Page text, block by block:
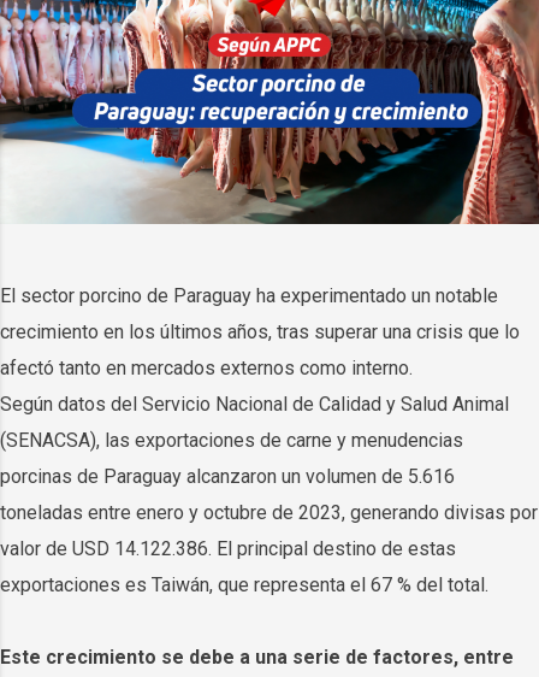
El sector porcino de Paraguay ha experimentado un notable
crecimiento en los últimos años, tras superar una crisis que lo
afectó tanto en mercados externos como interno.
Según datos del Servicio Nacional de Calidad y Salud Animal
(SENACSA), las exportaciones de carne y menudencias
porcinas de Paraguay alcanzaron un volumen de 5.616
toneladas entre enero y octubre de 2023, generando divisas por
valor de USD 14.122.386. El principal destino de estas
exportaciones es Taiwán, que representa el 67 % del total.
Este crecimiento se debe a una serie de factores, entre